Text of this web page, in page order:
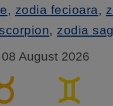
, zodia fecioara,
, zodia
August 2026